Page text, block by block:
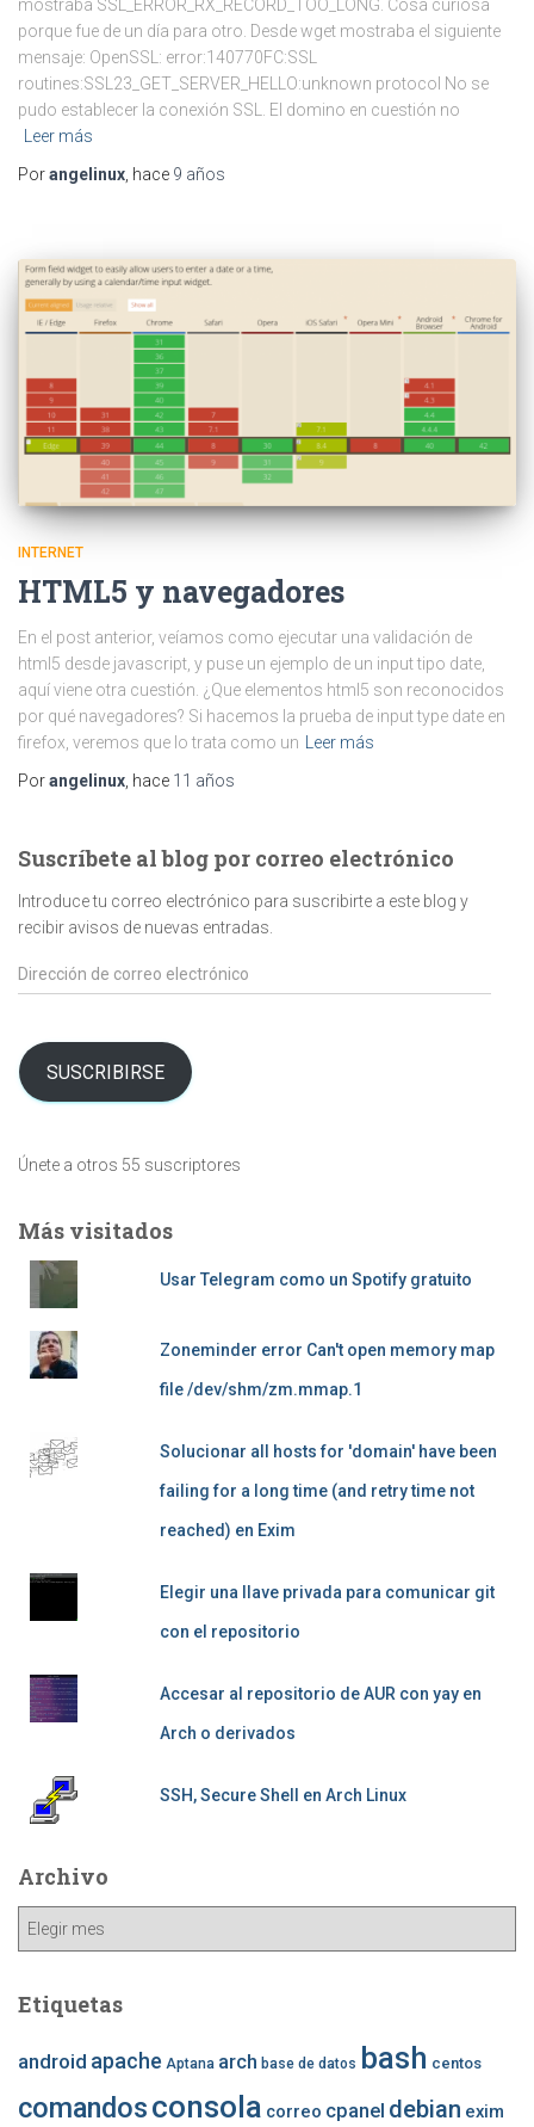
mostraba SSL_ERROR_RX_RECORD_TOO_LONG. Cosa curiosa
porque fue de un día para otro. Desde wget mostraba el siguiente
mensaje: OpenSSL: error:140770FC:SSL
routines:SSL23_GET_SERVER_HELLO:unknown protocol No se
pudo establecer la conexión SSL. El domino en cuestión no
Leer más
Porangelinux , hace 9 años
INTERNET
HTML5 y navegadores
En el post anterior, veíamos como ejecutar una validación de
html5 desde javascript, y puse un ejemplo de un input tipo date,
aquí viene otra cuestión. ¿Que elementos html5 son reconocidos
por qué navegadores? Si hacemos la prueba de input type date en
firefox, veremos que lo trata como un Leer más
Porangelinux, hace 11 años
Suscríbete al blog por correo electrónico
Introduce tu correo electrónico para suscribirte a este blog y
recibir avisos de nuevas entradas.
Dirección
de
electrónico
SUSCRIBIRSE
Únete a otros 55 suscriptores
Más visitados
Usar Telegram como un Spotify gratuito
Zoneminder error Can't open memory map
file /dev/shm/zm.mmap.1
Solucionar all hosts for 'domain' have been
failing for a long time (and retry time not
reached) en Exim
Elegir una llave privada para comunicar git
con el repositorio
Accesar al repositorio de AUR con yay en
Arch o derivados
SSH, Secure Shell en Arch Linux
Archivo
Archivo
Etiquetas
android apache Aptana arch base de datos bash centos
comandosconsola correo cpanel debian exim